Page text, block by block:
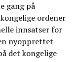
gang på
ordener
innsatser for
nyopprettet
det kongelige